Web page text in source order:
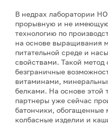
В недрах лаборатории
прорывную и не
технологию по
на основе выращивания
питательной среде и
свойствами. Такой метод
безграничные
витаминами,
белками. На основе этой
партнеры уже сейчас
батончики,
колбасные изделии и